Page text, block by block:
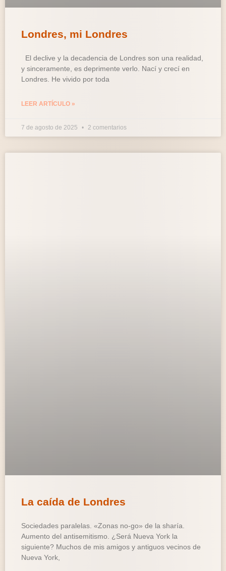
Londres, mi Londres
El declive y la decadencia de Londres son una realidad,
y sinceramente, es deprimente verlo. Nací y crecí en
Londres. He vivido por toda
LEER ARTÍCULO »
7 de agosto de 2025 2 comentarios
La caída de Londres
Sociedades paralelas. «Zonas no-go» de la sharía.
Aumento del antisemitismo. ¿Será Nueva York la
siguiente? Muchos de mis amigos y antiguos vecinos de
Nueva York,